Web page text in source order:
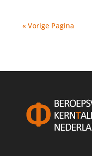
« Vorige Pagina